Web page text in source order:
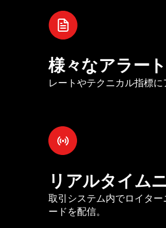
様々なアラー
レートやテクニカル指標に
リアルタイム
取引システム内でロイター
ードを配信。